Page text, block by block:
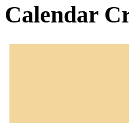
Calendar